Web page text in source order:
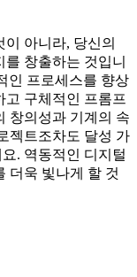
아니라, 당신의
창출하는 것입니
인 프로세스를 향상
구체적인 프롬프
창의성과 기계의 속
젝트조차도 달성 가
. 역동적인 디지털
더욱 빛나게 할 것